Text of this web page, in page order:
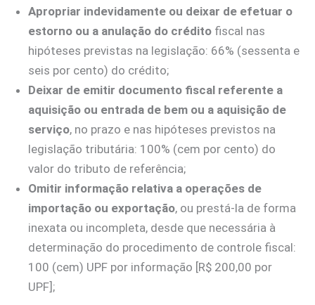
Apropriar indevidamente ou deixar de efetuar o
estorno ou a anulação do crédito fiscal nas
hipóteses previstas na legislação: 66% (sessenta e
seis por cento) do crédito;
Deixar de emitir documento fiscal referente a
aquisição ou entrada de bem ou a aquisição de
serviço, no prazo e nas hipóteses previstos na
legislação tributária: 100% (cem por cento) do
valor do tributo de referência;
Omitir informação relativa a operações de
importação ou exportação, ou prestá-la de forma
inexata ou incompleta, desde que necessária à
determinação do procedimento de controle fiscal:
100 (cem) UPF por informação [R$ 200,00 por
UPF];